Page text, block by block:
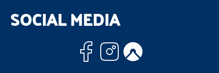
SOCIAL MEDIA
Facebook
Instagram